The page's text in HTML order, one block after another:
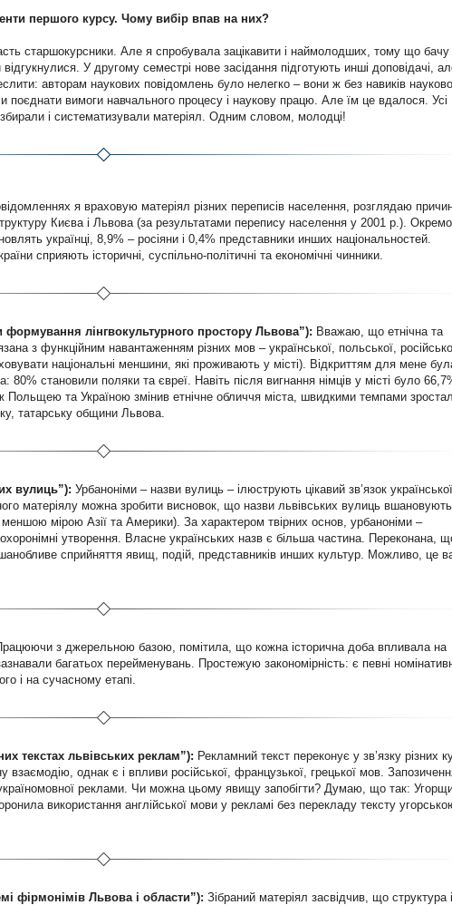
першого курсу. Чому вибір впав на них?
старшокурсники. Але я спробувала зацікавити і наймолодших, тому що бачу
У другому семестрі нове засідання підготують инші доповідачі,
авторам наукових повідомлень було нелегко – вони ж без навиків
поєднати вимоги навчального процесу і наукову працю. Але їм це вдалося. Усі
збирали і систематизували матеріял. Одним словом, молодці!
я враховую матеріял різних переписів населення, розглядаю
Києва і Львова (за результатами перепису населення у 2001 р.).
українці, 8,9% – росіяни і 0,4% представники инших національностей.
сприяють історичні, суспільно-політичні та економічні чинники.
формування лінгвокультурного простору Львова”): Вважаю, що етнічна та
з функційним навантаженням різних мов – української, польської,
національні меншини, які проживають у місті). Відкриттям для мене
становили поляки та євреї. Навіть після вигнання німців у місті було
та Україною змінив етнічне обличчя міста, швидкими темпами
татарську общини Львова.
вулиць”): Урбаноніми – назви вулиць – ілюструють цікавий зв’язок української
матеріялу можна зробити висновок, що назви львівських вулиць вшановують
мірою Азії та Америки). За характером твірних основ, урбаноніми –
утворення. Власне українських назв є більша частина. Переконана,
сприйняття явищ, подій, представників инших культур. Можливо, це
з джерельною базою, помітила, що кожна історична доба впливала на
багатьох перейменувань. Простежую закономірність: є певні
і на сучасному етапі.
текстах львівських реклам”): Рекламний текст переконує у зв’язку різних
взаємодію, однак є і впливи російської, французької, грецької мов.
реклами. Чи можна цьому явищу запобігти? Думаю, що так:
використання англійської мови у рекламі без перекладу тексту
фірмонімів Львова і области”): Зібраний матеріял засвідчив, що структура і